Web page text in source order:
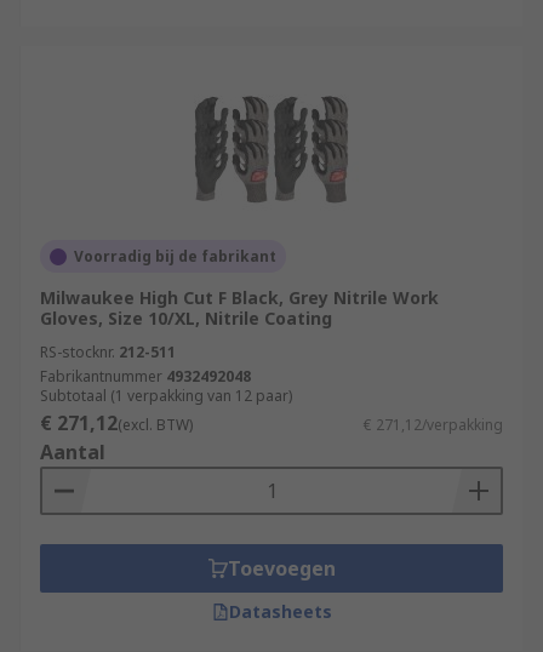
Voorradig bij de fabrikant
Milwaukee High Cut F Black, Grey Nitrile Work
Gloves, Size 10/XL, Nitrile Coating
RS-stocknr. 212-511
Fabrikantnummer 4932492048
Subtotaal (1 verpakking van 12 paar)
€ 271,12(excl. BTW) € 271,12/verpakking
Aantal
Toevoegen
Datasheets